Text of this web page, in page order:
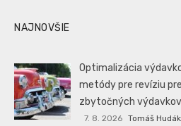
NAJNOVŠIE
Optimalizácia
metódy pre revíziu
zbytočných výdavkov
7. 8. 2026 Tomáš Hudák